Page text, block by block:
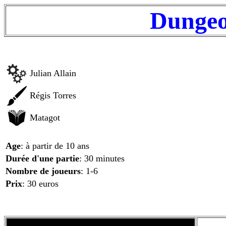
Julian Allain
Régis Torres
Matagot
Age: à partir de 10 ans
Durée d'une partie: 30 minutes
Nombre de joueurs: 1-6
Prix: 30 euros